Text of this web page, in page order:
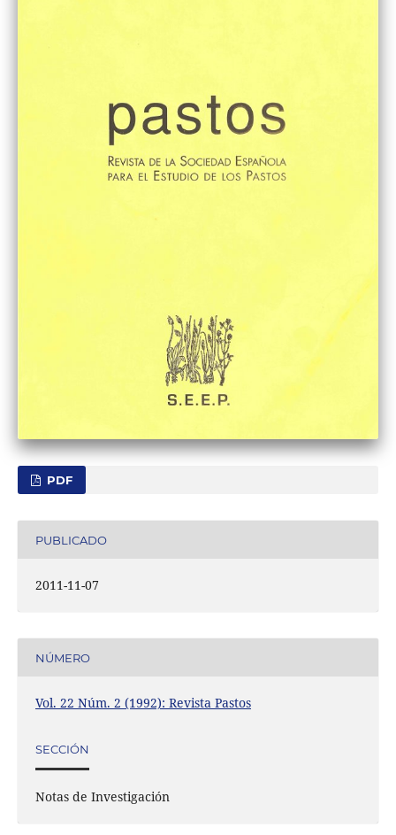
PDF
PUBLICADO
2011-11-07
NÚMERO
Vol. 22 Núm. 2 (1992): Revista Pastos
SECCIÓN
Notas de Investigación